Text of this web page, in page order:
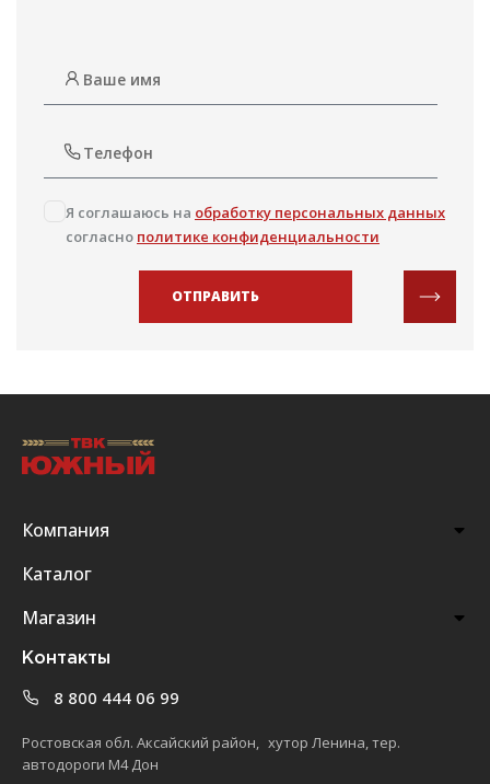
Я соглашаюсь на обработку персональных данных
согласно политике конфиденциальности
ОТПРАВИТЬ
Компания
Каталог
Магазин
Контакты
8 800 444 06 99
Ростовская обл. Аксайский район, хутор Ленина, тер.
автодороги М4 Дон